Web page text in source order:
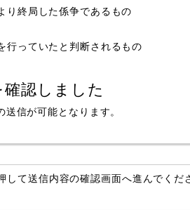
り終局した係争であるもの
行っていたと判断されるもの
確認しました
信が可能となります。
て送信内容の確認画面へ進んでくだ